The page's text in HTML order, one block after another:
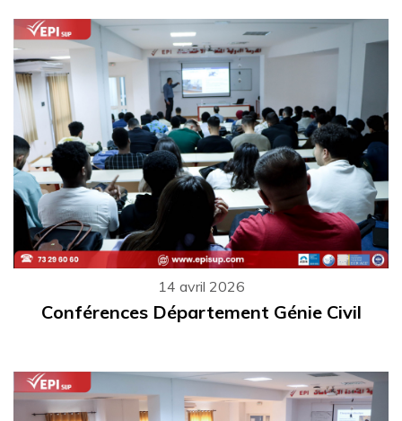
14 avril 2026
Conférences Département Génie Civil